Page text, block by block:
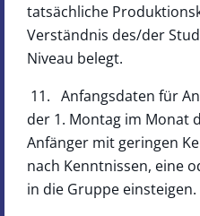
tatsächliche
Verständnis des/der
Niveau belegt.
11. Anfangsdaten für
der 1. Montag im Monat
Anfänger mit geringen
nach Kenntnissen, eine
in die Gruppe einsteigen.